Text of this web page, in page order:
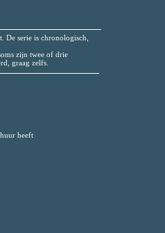
De serie is chronologisch,
zijn twee of drie
graag zelfs.
heeft